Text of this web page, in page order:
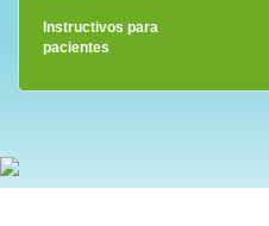
Instructivos para
pacientes